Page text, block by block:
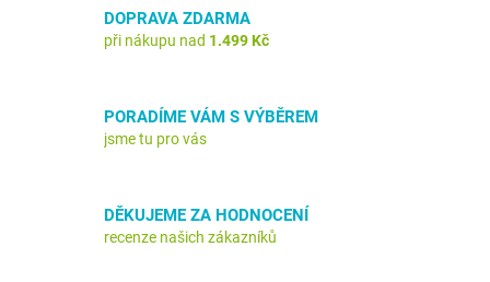
DOPRAVA ZDARMA
při nákupu nad 1.499 Kč
PORADÍME VÁM S VÝBĚREM
jsme tu pro vás
DĚKUJEME ZA HODNOCENÍ
recenze našich zákazníků